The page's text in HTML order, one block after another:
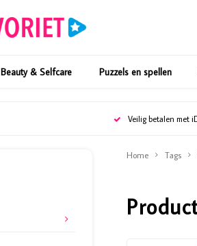
Beauty & Selfcare Puzzels en spellen
Veilig betalen met
Home Tags